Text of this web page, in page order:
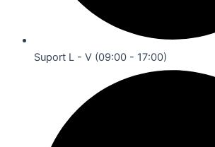
Suport L - V (09:00 - 17:00)